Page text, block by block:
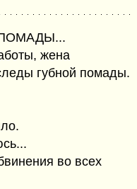
жена
губной помады.
во всех